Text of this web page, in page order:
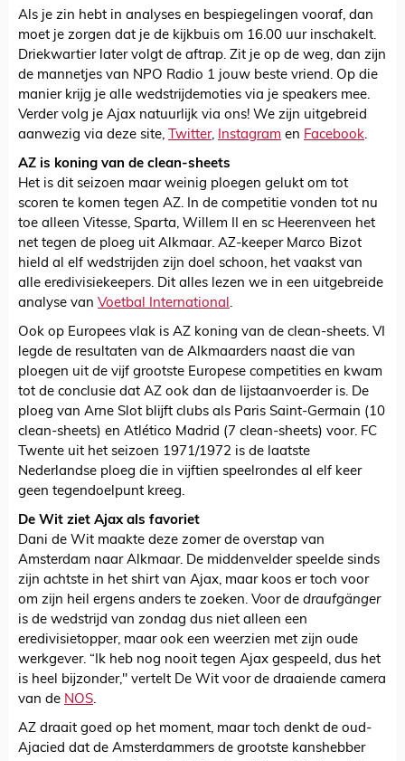
Als je zin hebt in analyses en bespiegelingen vooraf, dan
moet je zorgen dat je de kijkbuis om 16.00 uur inschakelt.
Driekwartier later volgt de aftrap. Zit je op de weg, dan zijn
de mannetjes van NPO Radio 1 jouw beste vriend. Op die
manier krijg je alle wedstrijdemoties via je speakers mee.
Verder volg je Ajax natuurlijk via ons! We zijn uitgebreid
aanwezig via deze site, Twitter, Instagram en Facebook.
AZ is koning van de clean-sheets
Het is dit seizoen maar weinig ploegen gelukt om tot
scoren te komen tegen AZ. In de competitie vonden tot nu
toe alleen Vitesse, Sparta, Willem II en sc Heerenveen het
net tegen de ploeg uit Alkmaar. AZ-keeper Marco Bizot
hield al elf wedstrijden zijn doel schoon, het vaakst van
alle eredivisiekeepers. Dit alles lezen we in een uitgebreide
analyse van Voetbal International.
Ook op Europees vlak is AZ koning van de clean-sheets. VI
legde de resultaten van de Alkmaarders naast die van
ploegen uit de vijf grootste Europese competities en kwam
tot de conclusie dat AZ ook dan de lijstaanvoerder is. De
ploeg van Arne Slot blijft clubs als Paris Saint-Germain (10
clean-sheets) en Atlético Madrid (7 clean-sheets) voor. FC
Twente uit het seizoen 1971/1972 is de laatste
Nederlandse ploeg die in vijftien speelrondes al elf keer
geen tegendoelpunt kreeg.
De Wit ziet Ajax als favoriet
Dani de Wit maakte deze zomer de overstap van
Amsterdam naar Alkmaar. De middenvelder speelde sinds
zijn achtste in het shirt van Ajax, maar koos er toch voor
om zijn heil ergens anders te zoeken. Voor de draufgänger
is de wedstrijd van zondag dus niet alleen een
eredivisietopper, maar ook een weerzien met zijn oude
werkgever. “Ik heb nog nooit tegen Ajax gespeeld, dus het
is heel bijzonder," vertelt De Wit voor de draaiende camera
van de NOS.
AZ draait goed op het moment, maar toch denkt de oud-
Ajacied dat de Amsterdammers de grootste kanshebber